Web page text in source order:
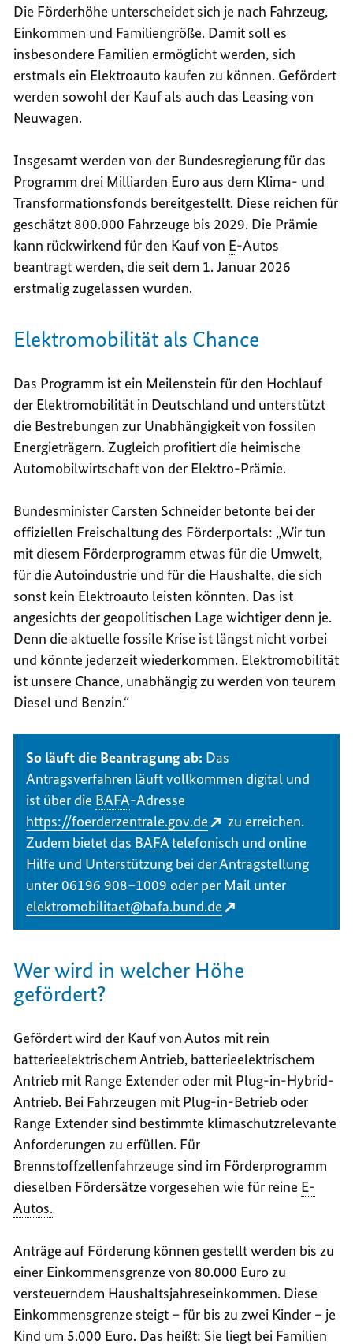
Die Förderhöhe unterscheidet sich je nach Fahrzeug,
Einkommen und Familiengröße. Damit soll es
insbesondere Familien ermöglicht werden, sich
erstmals ein Elektroauto kaufen zu können. Gefördert
werden sowohl der Kauf als auch das Leasingvon
Neuwagen.
Insgesamt werden von der Bundesregierung für das
Programm drei Milliarden Euro aus dem Klima- und
Transformationsfonds bereitgestellt. Diese reichen für
geschätzt 800.000 Fahrzeuge bis 2029. Die Prämie
kann rückwirkend für den Kauf von E-Autos
beantragt werden, die seit dem 1. Januar 2026
erstmalig zugelassen wurden.
Elektromobilität als Chance
Das Programm ist ein Meilenstein für den Hochlauf
der Elektromobilität in Deutschland und unterstützt
die Bestrebungen zur Unabhängigkeit von fossilen
Energieträgern. Zugleich profitiert die heimische
Automobilwirtschaft von der Elektro-Prämie.
Bundesminister Carsten Schneider betonte bei der
offiziellen Freischaltung des Förderportals: „Wir tun
mit diesem Förderprogramm etwas für die Umwelt,
für die Autoindustrie und für die Haushalte, die sich
sonst kein Elektroauto leisten könnten. Das ist
angesichts der geopolitischen Lage wichtiger denn je.
Denn die aktuelle fossile Krise ist längst nicht vorbei
und könnte jederzeit wiederkommen. Elektromobilität
ist unsere Chance, unabhängig zu werden von teurem
Diesel und Benzin.“
So läuft die Beantragung ab: Das
Antragsverfahren läuft vollkommen digital und
ist über die BAFA-Adresse
https://foerderzentrale.gov.de
zu erreichen.
Zudem bietet das BAFAtelefonisch und online
Hilfe und Unterstützung bei der Antragstellung
unter 06196 908–1009 oder per Mail unter
elektromobilitaet@bafa.bund.de
Wer wird in welcher Höhe
gefördert?
Gefördert wird der Kauf von Autos mit rein
batterieelektrischem Antrieb, batterieelektrischem
Antrieb mit Range Extender oder mit Plug-in-Hybrid-
Antrieb. Bei Fahrzeugen mit Plug-in-Betrieb oder
Range Extender sind bestimmte klimaschutzrelevante
Anforderungen zu erfüllen. Für
Brennstoffzellenfahrzeuge sind im Förderprogramm
dieselben Fördersätze vorgesehen wie für reine E-
Autos.
Anträge auf Förderung können gestellt werden bis zu
einer Einkommensgrenze von 80.000 Euro zu
versteuerndem Haushaltsjahreseinkommen. Diese
Einkommensgrenze steigt – für bis zu zwei Kinder – je
Kind um 5.000 Euro. Das heißt: Sie liegt bei Familien